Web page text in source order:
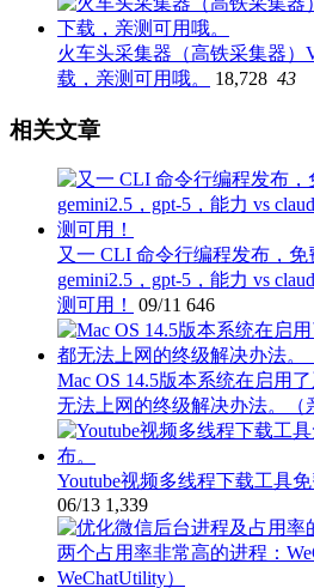
火车头采集器（高铁采集器）
载，亲测可用哦。
18,728 43
相关文章
又一 CLI 命令行编程发布，免
gemini2.5，gpt-5，能力 vs
测可用！
09/11 646
Mac OS 14.5版本系统在启用
无法上网的终级解决办法。（
Youtube视频多线程下载工具
06/13 1,339